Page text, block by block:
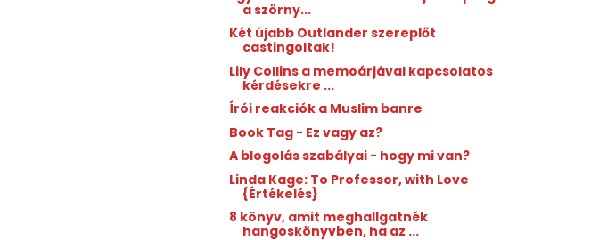
a szörny...
Két újabb Outlander szereplőt
castingoltak!
Lily Collins a memoárjával kapcsolatos
kérdésekre ...
Írói reakciók a Muslim banre
Book Tag - Ez vagy az?
A blogolás szabályai - hogy mi van?
Linda Kage: To ​Professor, with Love
{Értékelés}
8 könyv, amit meghallgatnék
hangoskönyvben, ha az ...